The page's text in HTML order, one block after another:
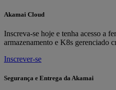
Akamai Cloud
Inscreva-se hoje e tenha acesso a
armazenamento e K8s gerenciado
Inscrever-se
Segurança e Entrega da Akamai